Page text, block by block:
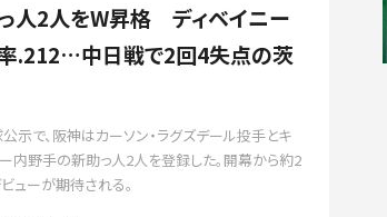
人2人をW昇格 ディベイニー
.212…中日戦で2回4失点の茨
示で、阪神はカーソン・ラグズデール投手とキ
ー内野手の新助っ人2人を登録した。開幕から約2
ューが期待される。